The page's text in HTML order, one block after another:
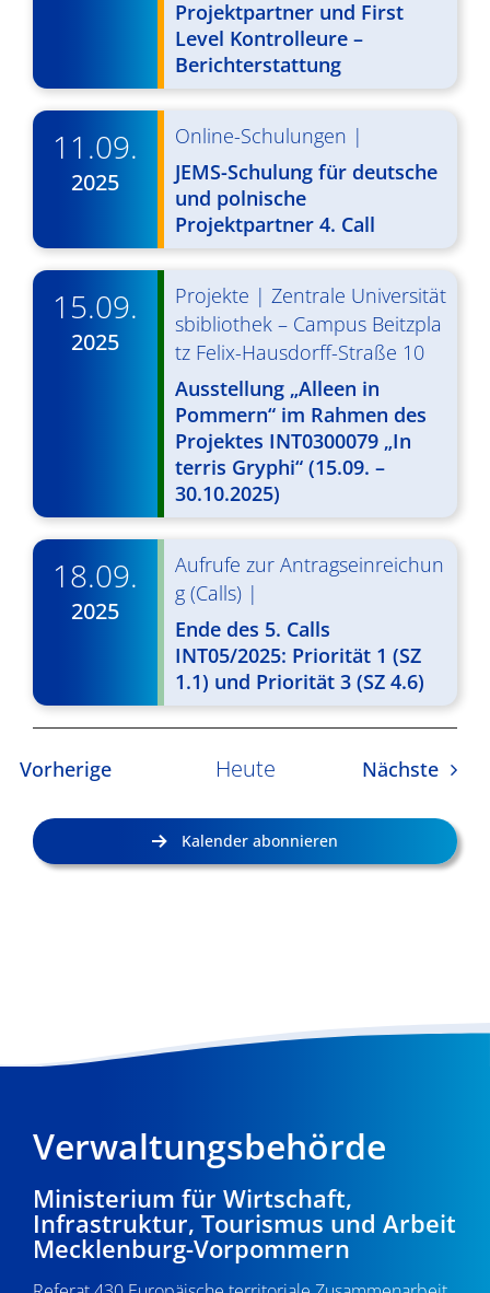
v
g
t
o
n
Projektpartner und First
Level Kontrolleure –
Berichterstattung
11.09.
2025
Online-Schulungen |
JEMS-Schulung für deutsche
und polnische
Projektpartner 4. Call
15.09.
2025
Projekte | Zentrale Universität
sbibliothek – Campus Beitzpla
tz Felix-Hausdorff-Straße 10
Ausstellung „Alleen in
Pommern“ im Rahmen des
Projektes INT0300079 „In
terris Gryphi“ (15.09. –
30.10.2025)
18.09.
2025
Aufrufe zur Antragseinreichun
g (Calls) |
Ende des 5. Calls
INT05/2025: Priorität 1 (SZ
1.1) und Priorität 3 (SZ 4.6)
VorherigeVeranstaltungen
Heute Nächste
Kalender abonnieren
Verwaltungsbehörde
Ministerium für Wirtschaft,
Infrastruktur, Tourismus und Arbeit
Mecklenburg-Vorpommern